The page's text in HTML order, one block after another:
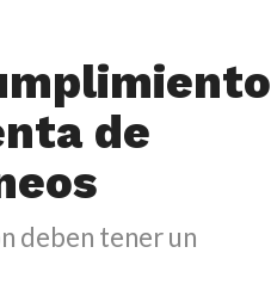
de
deben tener un